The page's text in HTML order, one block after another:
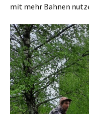
mit mehr Bah­nen